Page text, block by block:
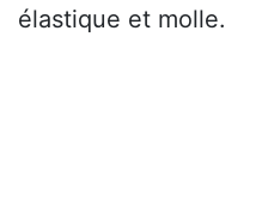
élastique et molle.